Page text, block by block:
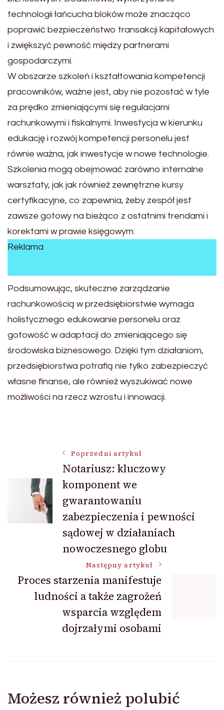
technologii łańcucha bloków może znacząco
poprawić bezpieczeństwo transakcji kapitałowych
i zwiększyć pewność między partnerami
gospodarczymi.
W obszarze szkoleń i kształtowania kompetencji
pracowników, ważne jest, aby nie pozostać w tyle
za prędko zmieniającymi się regulacjami
rachunkowymi i fiskalnymi. Inwestycja w kierunku
edukację i rozwój kompetencji personelu jest
równie ważna, jak inwestycje w nowe technologie.
Szkolenia mogą obejmować zarówno internalne
warsztaty, jak jak również zewnętrzne kursy
certyfikacyjne, co zapewnia, żeby zespół jest
zawsze gotowy na bieżąco z ostatnimi trendami i
korektami w prawie księgowym.
Reklama
Podsumowując, skuteczne zarządzanie
rachunkowością w przedsiębiorstwie wymaga
holistycznego edukowanie personelu oraz
gotowość w adaptacji do zmieniającego się
środowiska biznesowego. Dzięki tym działaniom,
przedsiębiorstwa potrafią nie tylko zabezpieczyć
własne finanse, ale również wyszukiwać nowe
możliwości na rzecz wzrostu i innowacji.
Nawigacja
wpisu
Poprzedni artykuł
Notariusz: kluczowy
komponent we
gwarantowaniu
zabezpieczenia i pewności
sądowej w działaniach
nowoczesnego globu
Następny artykuł
Proces starzenia manifestuje
ludności a także zagrożeń
wsparcia względem
dojrzałymi osobami
Możesz również polubić